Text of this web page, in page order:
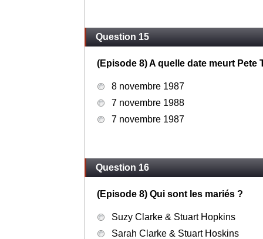
Question 15
(Episode 8) A quelle date meurt Pete
8 novembre 1987
7 novembre 1988
7 novembre 1987
Question 16
(Episode 8) Qui sont les mariés ?
Suzy Clarke & Stuart Hopkins
Sarah Clarke & Stuart Hoskins